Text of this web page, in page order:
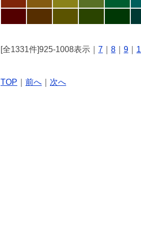
[全1331件]925-1008表示｜ 7 8 9
TOP 前へ 次へ